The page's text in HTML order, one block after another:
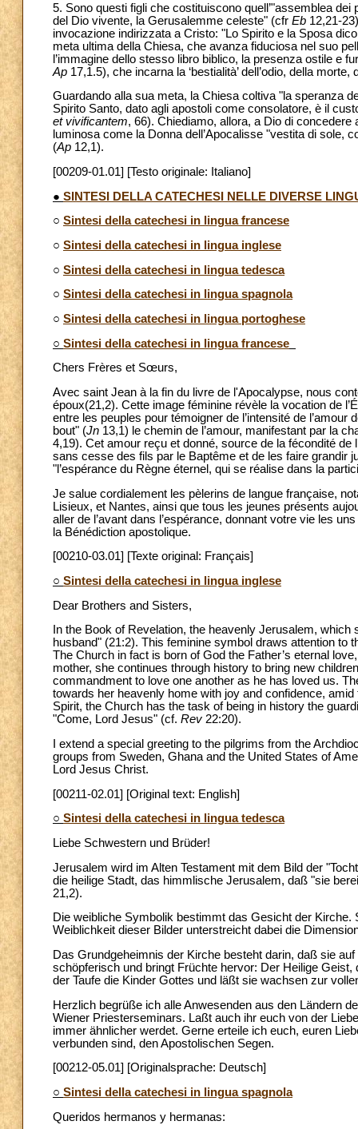
5. Sono questi figli che costituiscono quell’"assemblea
del Dio vivente, la Gerusalemme celeste" (cfr Eb 12,21-
invocazione indirizzata a Cristo: "Lo Spirito e la Sposa
meta ultima della Chiesa, che avanza fiduciosa nel suo
l’immagine dello stesso libro biblico, la presenza ostile e
Ap 17,1.5), che incarna la ‘bestialità’ dell’odio, della morte,
Guardando alla sua meta, la Chiesa coltiva "la speranza
Spirito Santo, dato agli apostoli come consolatore, è il
et vivificantem, 66). Chiediamo, allora, a Dio di
luminosa come la Donna dell’Apocalisse "vestita di sole,
(Ap 12,1).
[00209-01.01] [Testo originale: Italiano]
● SINTESI DELLA CATECHESI NELLE DIVERSE
○ Sintesi della catechesi in lingua francese
○ Sintesi della catechesi in lingua inglese
○ Sintesi della catechesi in lingua tedesca
○ Sintesi della catechesi in lingua spagnola
○ Sintesi della catechesi in lingua portoghese
○ Sintesi della catechesi in lingua francese
Chers Frères et Sœurs,
Avec saint Jean à la fin du livre de l'Apocalypse, nous
époux(21,2). Cette image féminine révèle la vocation de
entre les peuples pour témoigner de l’intensité de
bout" (Jn 13,1) le chemin de l’amour, manifestant par la
4,19). Cet amour reçu et donné, source de la fécondité de
sans cesse des fils par le Baptême et de les faire grandir
"l’espérance du Règne éternel, qui se réalise dans la
Je salue cordialement les pèlerins de langue française,
Lisieux, et Nantes, ainsi que tous les jeunes présents
aller de l’avant dans l’espérance, donnant votre vie les
la Bénédiction apostolique.
[00210-03.01] [Texte original: Français]
○ Sintesi della catechesi in lingua inglese
Dear Brothers and Sisters,
In the Book of Revelation, the heavenly Jerusalem,
husband" (21:2). This feminine symbol draws attention
The Church in fact is born of God the Father’s eternal
mother, she continues through history to bring new
commandment to love one another as he has loved us.
towards her heavenly home with joy and confidence,
Spirit, the Church has the task of being in history the
"Come, Lord Jesus" (cf. Rev 22:20).
I extend a special greeting to the pilgrims from the
groups from Sweden, Ghana and the United States of
Lord Jesus Christ.
[00211-02.01] [Original text: English]
○ Sintesi della catechesi in lingua tedesca
Liebe Schwestern und Brüder!
Jerusalem wird im Alten Testament mit dem Bild der
die heilige Stadt, das himmlische Jerusalem, daß "sie
21,2).
Die weibliche Symbolik bestimmt das Gesicht der
Weiblichkeit dieser Bilder unterstreicht dabei die
Das Grundgeheimnis der Kirche besteht darin, daß sie
schöpferisch und bringt Früchte hervor: Der Heilige
der Taufe die Kinder Gottes und läßt sie wachsen zur
Herzlich begrüße ich alle Anwesenden aus den Ländern
Wiener Priesterseminars. Laßt auch ihr euch von der
immer ähnlicher werdet. Gerne erteile ich euch, euren
verbunden sind, den Apostolischen Segen.
[00212-05.01] [Originalsprache: Deutsch]
○ Sintesi della catechesi in lingua spagnola
Queridos hermanos y hermanas: